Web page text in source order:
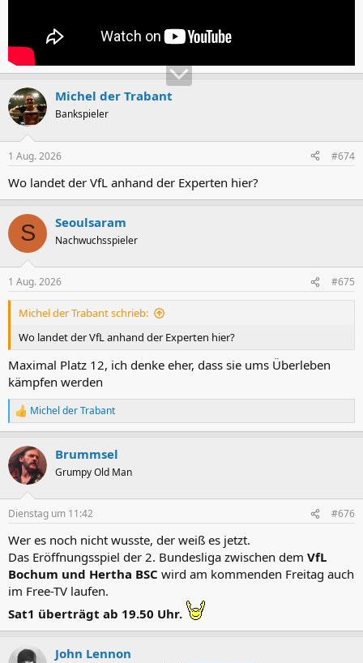
Michel der Trabant
Bankspieler
1 Aug. 2026 #674
Wo landet der VfL anhand der Experten hier?
S Seoulsaram
Nachwuchsspieler
1 Aug. 2026 #675
Michel der Trabant schrieb:
Wo landet der VfL anhand der Experten hier?
Maximal Platz 12, ich denke eher, dass sie ums Überleben
kämpfen werden
R
e
k
t
i
n
e
:
Michel der Trabant
Brummsel
Grumpy Old Man
Dienstag um 11:42 #676
Wer es noch nicht wusste, der weiß es jetzt.
Das Eröffnungsspiel der 2. Bundesliga zwischen dem VfL
Bochum und Hertha BSC wird am kommenden Freitag auch
im Free-TV laufen.
Sat1 überträgt ab 19.50 Uhr.
John Lennon